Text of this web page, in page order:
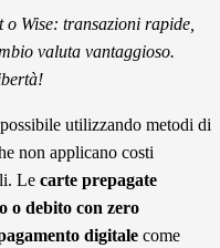
Wise: transazioni rapide,
valuta vantaggioso.
utilizzando metodi di
non applicano costi
Le carte prepagate
o debito con zero
digitale come